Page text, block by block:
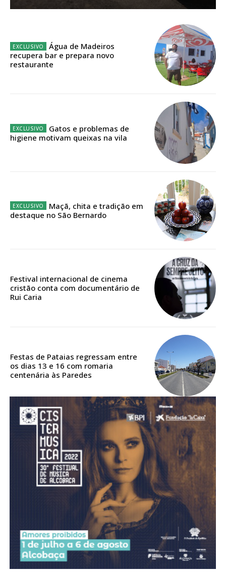
Escolha o plano de assinatura desejado:
32€
Edição em papel entregue à Quinta-feira em sua
casa
Acesso ao conteúdo online
Acesso aos conteúdos Exclusivos para
Escolha o plano
DIGITAL ANUAL
16
12 meses
Acesso ao conteúdo online
Acesso aos conteúdos Exclusivos para
assinantes
Ofertas para assinatura anual
Escolha o plano
Água de Madeiros
recupera bar e prepara novo
restaurante
Gatos e problemas de
higiene motivam queixas na vila
Maçã, chita e tradição em
destaque no São Bernardo
Festival internacional de cinema
cristão conta com documentário de
Rui Caria
Festas de Pataias regressam entre
os dias 13 e 16 com romaria
centenária às Paredes